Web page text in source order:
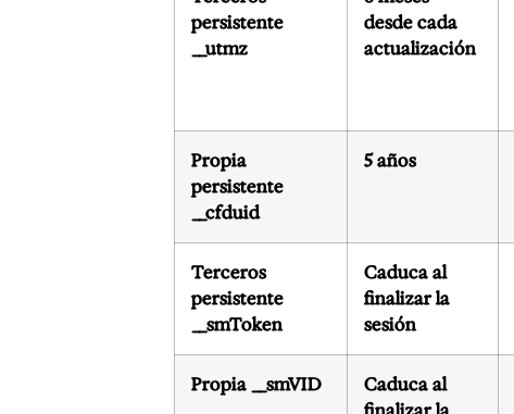
persistente
__utmz
desde cada
actualización
Propia
persistente
__cfduid
5 años
Terceros
persistente
__smToken
Caduca al
finalizar la
sesión
Propia __smVID
Caduca al